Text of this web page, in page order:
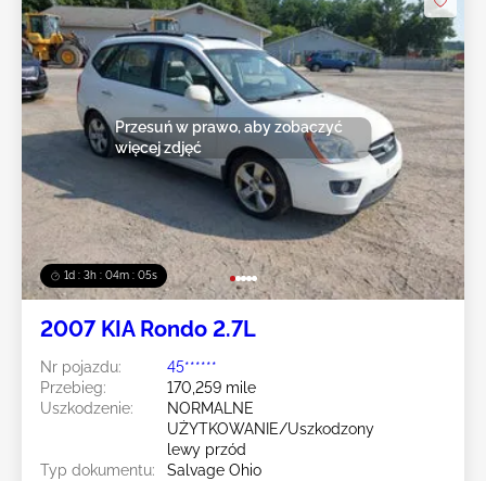
1d : 3h : 04m : 02s
Przesuń w prawo, aby zobaczyć
więcej zdjęć
2007 KIA Rondo 2.7L
Nr pojazdu:
45******
Przebieg:
170,259 mile
Uszkodzenie:
NORMALNE
UŻYTKOWANIE/Uszkodzony
lewy przód
Typ dokumentu:
Salvage Ohio